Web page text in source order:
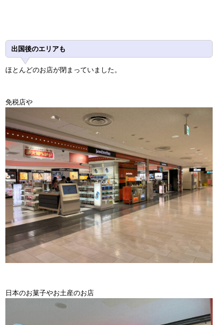
出国後のエリアも
ほとんどのお店が閉まっていました。
免税店や
日本のお菓子やお土産のお店